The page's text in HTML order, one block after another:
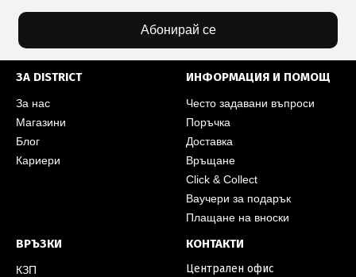
Абонирай се
ЗА DISTRICT
За нас
Магазини
Блог
Кариери
ИНФОРМАЦИЯ И ПОМОЩ
Често задавани въпроси
Поръчка
Доставка
Връщане
Click & Collect
Ваучери за подарък
Плащане на вноски
ВРЪЗКИ
КЗП
КОНТАКТИ
Централен офис